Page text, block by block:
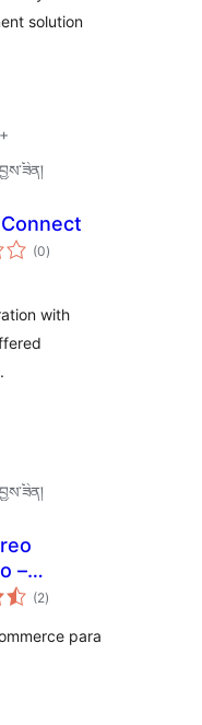
solution
(0གདེང་
འཇོག་
)
with
–
(2གདེང་
འཇོག་
ཚང་།
)
para